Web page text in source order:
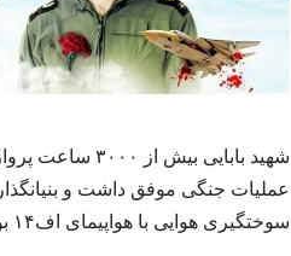
عملیات جنگی موفق داشت و بنیانگذار
سوختگیری هوایی با هواپیمای اف۱۴ بود./تسنیم